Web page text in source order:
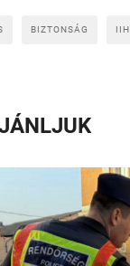
BIZTONSÁG